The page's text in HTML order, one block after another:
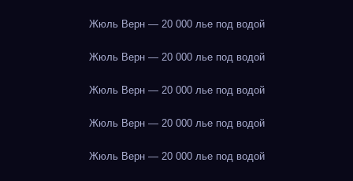
Жюль Верн — 20 000 лье под водой
Жюль Верн — 20 000 лье под водой
Жюль Верн — 20 000 лье под водой
Жюль Верн — 20 000 лье под водой
Жюль Верн — 20 000 лье под водой